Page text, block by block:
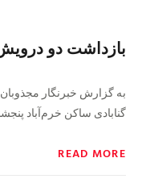
بازداشت دو درویش
به گزارش خبرنگار
گنابادی ساکن خرم‌آباد پنجشنبه
READ MORE